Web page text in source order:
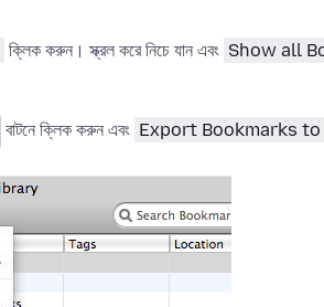
ক্লিক করুন। স্ক্রল করে নিচে যান এবং Show all
বাটনে ক্লিক করুন এবং Export Bookmarks to